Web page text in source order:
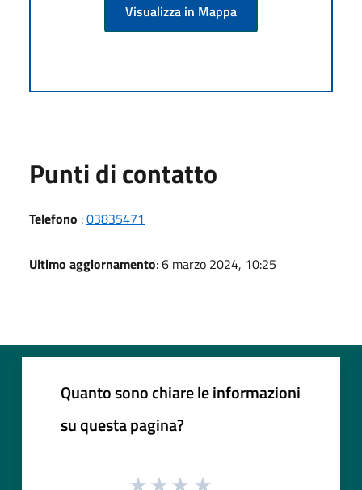
Visualizza in Mappa
Punti di contatto
Telefono :03835471
Ultimo aggiornamento: 6 marzo 2024, 10:25
Quanto sono chiare le informazioni
su questa pagina?